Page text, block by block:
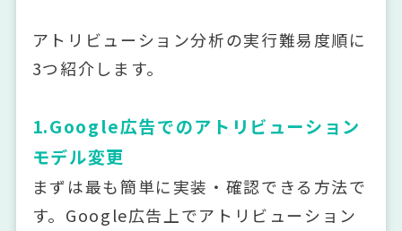
アトリビューション分析の実行難易度順に
3つ紹介します。
1.Google広告でのアトリビューション
モデル変更
まずは最も簡単に実装・確認できる方法で
す。Google広告上でアトリビューション